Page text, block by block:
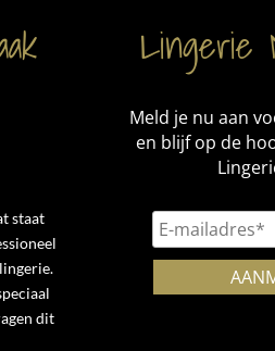
staat
dit
Lingerie
Meld je nu aan
en blijf op de